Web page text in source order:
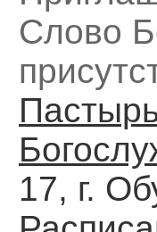
Слово
17, г.